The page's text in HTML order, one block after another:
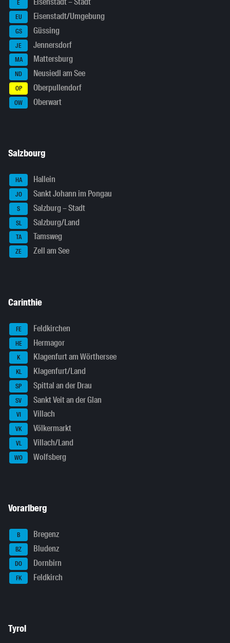
E
EU Eisenstadt/Umgebung
GS Güssing
JE Jennersdorf
MA Mattersburg
ND Neusiedl am See
OP Oberpullendorf
OW Oberwart
Salzbourg
HA Hallein
JO Sankt Johann im Pongau
S Salzburg – Stadt
SL Salzburg/Land
TA Tamsweg
ZE Zell am See
Carinthie
FE Feldkirchen
HE Hermagor
K Klagenfurt am Wörthersee
KL Klagenfurt/Land
SP Spittal an der Drau
SV Sankt Veit an der Glan
VI Villach
VK Völkermarkt
VL Villach/Land
WO Wolfsberg
Vorarlberg
B Bregenz
BZ Bludenz
DO Dornbirn
FK Feldkirch
Tyrol